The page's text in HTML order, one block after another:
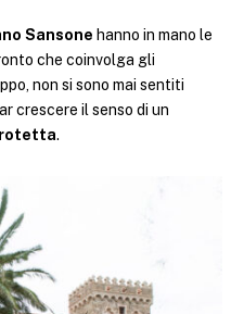
Sansone hanno in mano le
che coinvolga gli
non si sono mai sentiti
crescere il senso di un
.